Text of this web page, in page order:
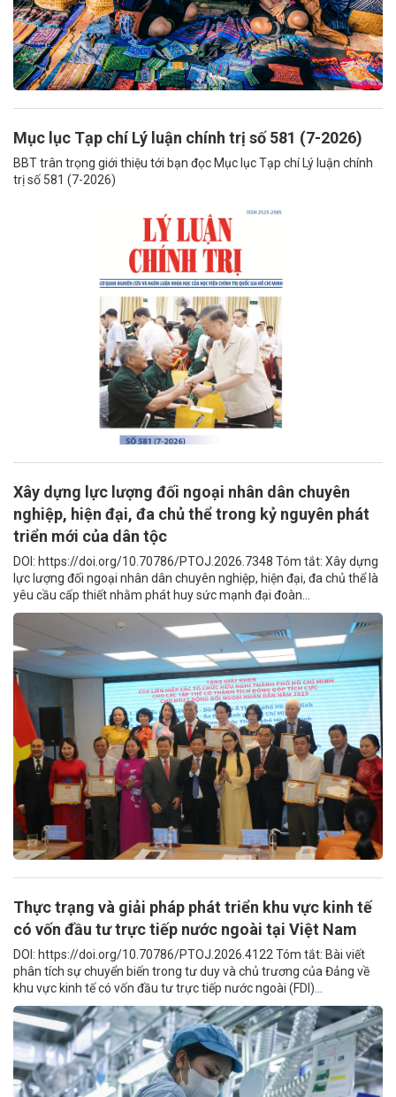
Mục lục Tạp chí Lý luận chính trị số 581 (7-2026)
BBT trân trọng giới thiệu tới bạn đọc Mục lục Tạp chí Lý luận chính
trị số 581 (7-2026)
Xây dựng lực lượng đối ngoại nhân dân chuyên
nghiệp, hiện đại, đa chủ thể trong kỷ nguyên phát
triển mới của dân tộc
DOI: https://doi.org/10.70786/PTOJ.2026.7348 Tóm tắt: Xây dựng
lực lượng đối ngoại nhân dân chuyên nghiệp, hiện đại, đa chủ thể là
yêu cầu cấp thiết nhằm phát huy sức mạnh đại đoàn...
Thực trạng và giải pháp phát triển khu vực kinh tế
có vốn đầu tư trực tiếp nước ngoài tại Việt Nam
DOI: https://doi.org/10.70786/PTOJ.2026.4122 Tóm tắt: Bài viết
phân tích sự chuyển biến trong tư duy và chủ trương của Đảng về
khu vực kinh tế có vốn đầu tư trực tiếp nước ngoài (FDI)...